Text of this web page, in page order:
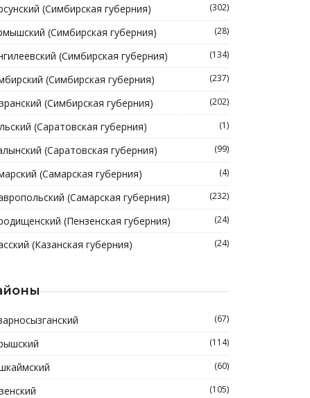
(Симбирская губерния) (302)
(Симбирская губерния) (28)
(Симбирская губерния) (134)
(Симбирская губерния) (237)
(Симбирская губерния) (202)
(Саратовская губерния) (1)
(Саратовская губерния) (99)
(Самарская губерния) (4)
(Самарская губерния) (232)
(Пензенская губерния) (24)
(Казанская губерния) (24)
(67)
(114)
(60)
(105)